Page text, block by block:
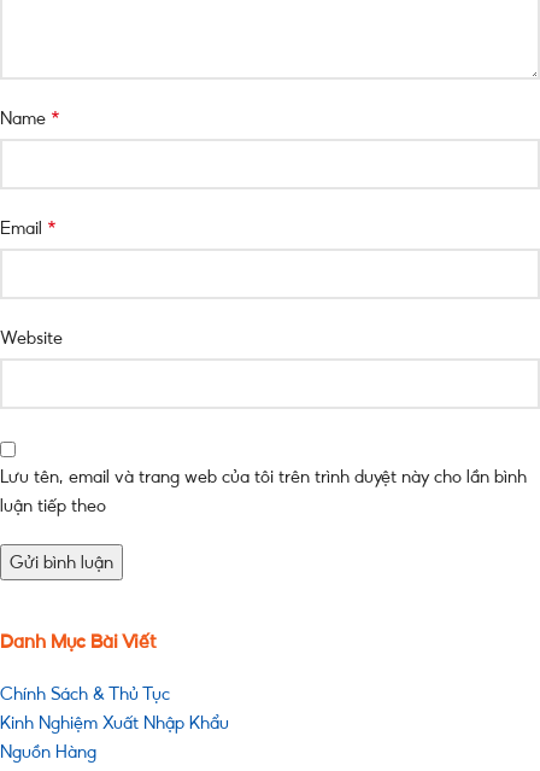
Name *
Email *
Website
Lưu tên, email và trang web của tôi trên trình duyệt này cho lần bình
luận tiếp theo
Danh Mục Bài Viết
Chính Sách & Thủ Tục
Kinh Nghiệm Xuất Nhập Khẩu
Nguồn Hàng